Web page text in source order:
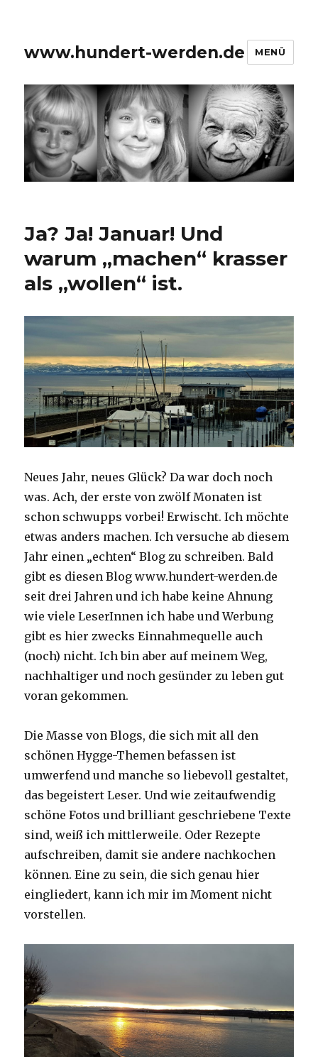
www.hundert-werden.de MENÜ
Ja? Ja! Januar! Und
warum „machen“ krasser
als „wollen“ ist.
Neues Jahr, neues Glück? Da war doch noch
was. Ach, der erste von zwölf Monaten ist
schon schwupps vorbei! Erwischt. Ich möchte
etwas anders machen.Ich versuche ab diesem
Jahr einen „echten“ Blog zu schreiben. Bald
gibt es diesen Blog www.hundert-werden.de
seit drei Jahren und ich habe keine Ahnung
wie viele LeserInnen ich habe und Werbung
gibt es hier zwecks Einnahmequelle auch
(noch) nicht. Ich bin aber auf meinem Weg,
nachhaltiger und noch gesünder zu leben gut
voran gekommen.
Die Masse von Blogs, die sich mit all den
schönen Hygge-Themen befassen ist
umwerfend und manche so liebevoll gestaltet,
das begeistert Leser. Und wie zeitaufwendig
schöne Fotos und brilliant geschriebene Texte
sind, weiß ich mittlerweile. Oder Rezepte
aufschreiben, damit sie andere nachkochen
können. Eine zu sein, die sich genau hier
eingliedert, kann ich mir im Moment nicht
vorstellen.